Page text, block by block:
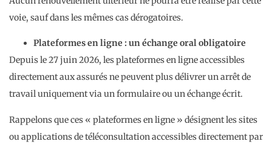
voie, sauf dans les mêmes cas dérogatoires.
Plateformes en ligne : un échange oral obligatoire
Depuis le 27 juin 2026, les plateformes en ligne accessibles
directement aux assurés ne peuvent plus délivrer un arrêt de
travail uniquement via un formulaire ou un échange écrit.
Rappelons que ces « plateformes en ligne » désignent les sites
ou applications de téléconsultation accessibles directement par